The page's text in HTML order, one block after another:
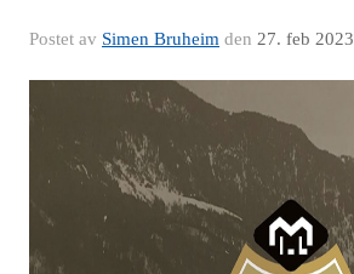
Postet av Simen Bruheim den 27. feb 2023